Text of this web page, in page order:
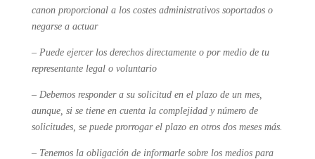
canon proporcional a los costes administrativos soportados o
negarse a actuar
– Puede ejercer los derechos directamente o por medio de tu
representante legal o voluntario
– Debemos responder a su solicitud en el plazo de un mes,
aunque, si se tiene en cuenta la complejidad y número de
solicitudes, se puede prorrogar el plazo en otros dos meses más.
– Tenemos la obligación de informarle sobre los medios para